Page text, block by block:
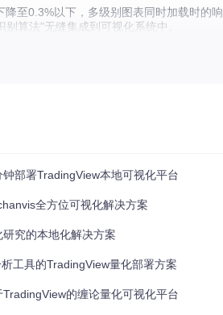
至0.3%以下，多级别图表同时加载时的响
算法"无缝集成到可视化系统中。
据的时效性。
部署TradingView本地可视化平台
全方位可视化解决方案
究的本地化解决方案
工具的TradingView量化部署方案
的缠论量化可视化平台